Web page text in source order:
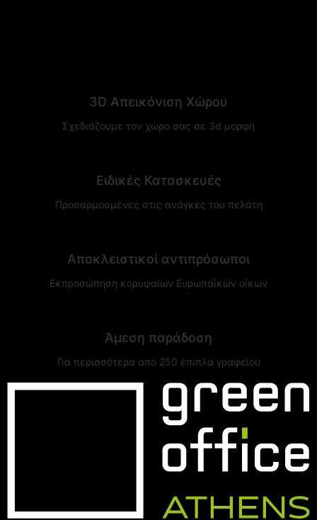
3D Απεικόνιση Χώρου
Σχεδιάζουμε τον χώρο σας σε 3d μορφή
Ειδικές Κατασκευές
Προσαρμοσμένες στις ανάγκες του πελάτη
Αποκλειστικοί αντιπρόσωποι
Εκπροσώπηση κορυφαίων Ευρωπαϊκών οίκων
Άμεση παράδοση
Για περισσότερα από 250 έπιπλα γραφείου